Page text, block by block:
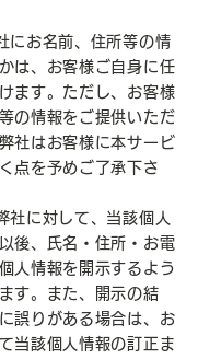
にお名前、住所等の情
は、お客様ご自身に任
ます。ただし、お客様
の情報をご提供いただ
社はお客様に本サービ
点を予めご了承下さ
社に対して、当該個人
後、氏名・住所・お電
人情報を開示するよう
す。また、開示の結
誤りがある場合は、お
当該個人情報の訂正ま